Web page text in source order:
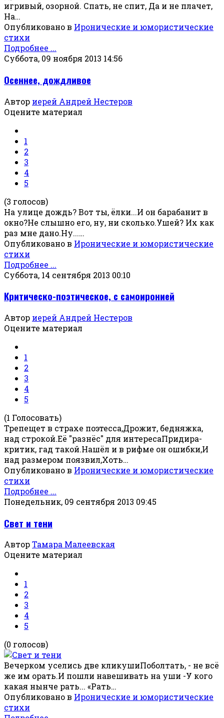
игривый, озорной. Спать, не спит, Да и не плачет,
На…
Опубликовано в Иронические и юмористические
стихи
Подробнее ...
Суббота, 09 ноября 2013 14:56
Осеннее, дождливое
Автор иерей Андрей Нестеров
Оцените материал
1
2
3
4
5
(3 голосов)
На улице дождь? Вот ты, ёлки...И он барабанит в
окно?Не слышно его, ну, ни сколько.Ушей? Их как
раз мне дано.Ну...…
Опубликовано в Иронические и юмористические
стихи
Подробнее ...
Суббота, 14 сентября 2013 00:10
Критическо-поэтическое, с самоиронией
Автор иерей Андрей Нестеров
Оцените материал
1
2
3
4
5
(1 Голосовать)
Трепещет в страхе поэтесса,Дрожит, бедняжка,
над строкой.Её "разнёс" для интересаПридира-
критик, гад такой.Нашёл и в рифме он ошибки,И
над размером поязвил,Хоть…
Опубликовано в Иронические и юмористические
стихи
Подробнее ...
Понедельник, 09 сентября 2013 09:45
Свет и тени
АвторТамара Малеевская
Оцените материал
1
2
3
4
5
(0 голосов)
Вечерком уселись две кликушиПоболтать, - не всё
же им орать.И пошли навешивать на уши -У кого
какая нынче рать... «Рать…
Опубликовано в Иронические и юмористические
стихи